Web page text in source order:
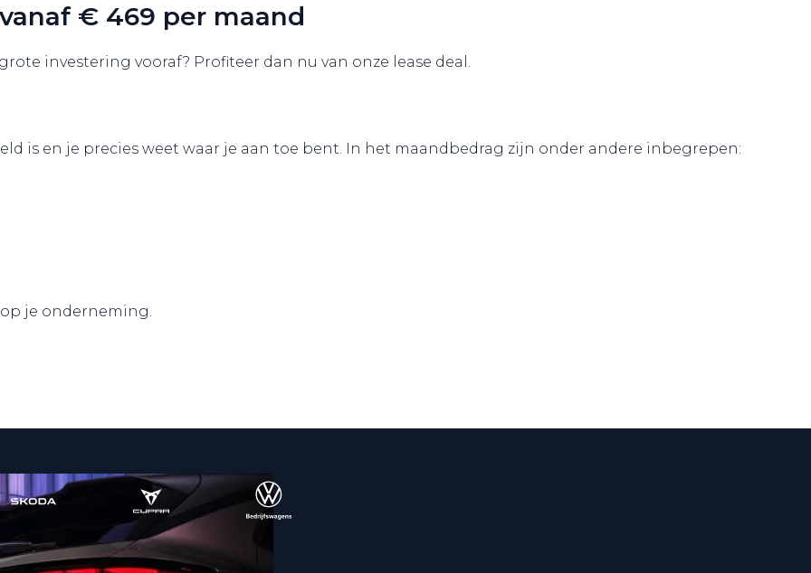
€ 469 per maand
investering vooraf? Profiteer dan nu van onze lease deal.
is en je precies weet waar je aan toe bent. In het maandbedrag zijn onder andere inbegrepen:
je onderneming.